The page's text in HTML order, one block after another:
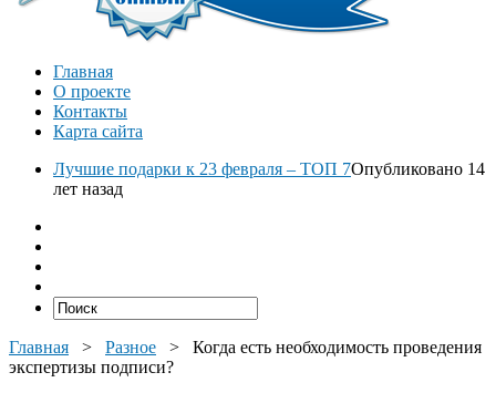
Главная
О проекте
Контакты
Карта сайта
Лучшие подарки к 23 февраля – ТОП 7Опубликовано 14
лет назад
Главная > Разное > Когда есть необходимость проведения
экспертизы подписи?